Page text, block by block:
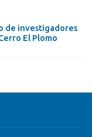
de investigadores
El Plomo